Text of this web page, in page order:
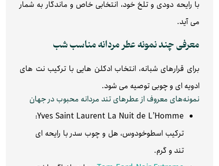
با رایحه دودی و تلخ خود، انتخابی خاص و ماندگار به شمار
می آید.
معرفی چند نمونه عطر مردانه مناسب شب
برای قرارهای شبانه، انتخاب ادکلن هایی با ترکیب نت های
ادویه ای و چوبی توصیه می شود.
نمونه‌های معروف از عطرهای تند مردانه محبوب در جهان
Yves Saint Laurent La Nuit de L’Homme:
ترکیب اسطوخودوس، هل و چوب سدر با رایحه ای
تند و گرم.